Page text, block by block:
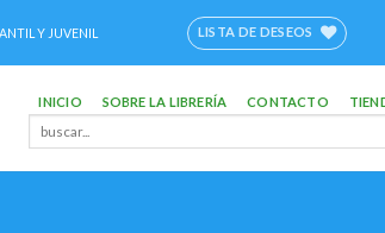
Y JUVENIL LISTA DE DESEOS
INICIO SOBRE LA LIBRERÍA CONTACTO
Buscar